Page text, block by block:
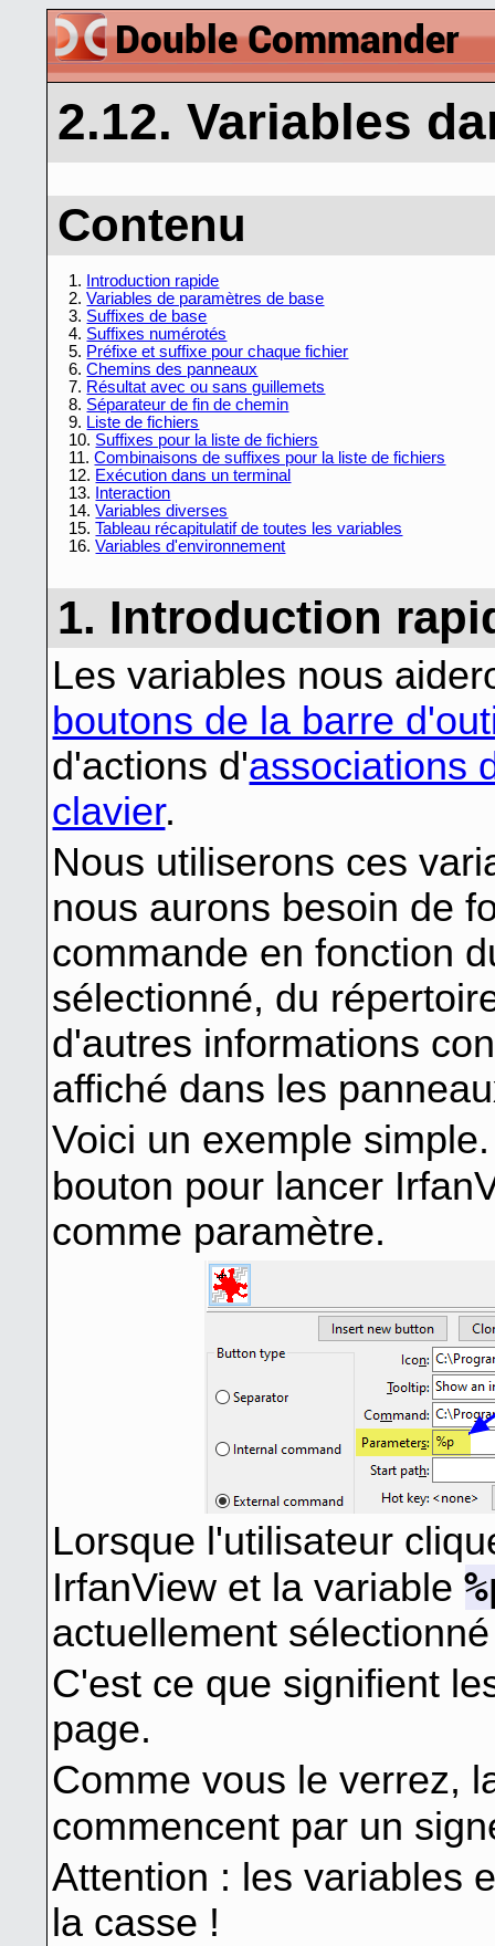
2.12. Variables
Contenu
1.
Introduction rapide
2.Variables de paramètres de base
3. Suffixes de base
4. Suffixes numérotés
5. Préfixe et suffixe pour chaque fichier
6.Chemins des panneaux
7. Résultat avec ou sans guillemets
8. Séparateur de fin de chemin
9. Liste de fichiers
10. Suffixes pour la liste de fichiers
11.Combinaisons de suffixes pour la liste de fichiers
12. Exécution dans un terminal
13.
Interaction
14.Variables diverses
15.Tableau récapitulatif de toutes les variables
16.Variables d'environnement
1. Introduction
Les variables nous
boutons de la barre
d'actions d'associations
clavier.
Nous utiliserons ces
nous aurons besoin de
commande en fonction
sélectionné, du
d'autres informations
affiché dans les
Voici un exemple
bouton pour lancer
comme paramètre.
Lorsque l'utilisateur
IrfanView et la variable
actuellement
C'est ce que signifient
page.
Comme vous le verrez,
commencent par un
Attention : les variables
la casse !